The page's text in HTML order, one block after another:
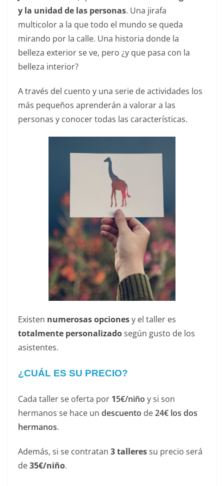
y la unidad de las personas. Una jirafa
multicolor a la que todo el mundo se queda
mirando por la calle. Una historia donde la
belleza exterior se ve, pero ¿y que pasa con la
belleza interior?
A través del cuento y una serie de actividades los
más pequeños aprenderán a valorar a las
personas y conocer todas las características.
Existen numerosas opcionesy el taller es
totalmente personalizadosegún gusto de los
asistentes.
¿CUÁL ES SU PRECIO?
Cada taller se oferta por 15€/niño y si son
hermanos se hace un descuento de24€ los dos
hermanos.
Además, si se contratan 3 talleressu precio será
de35€/niño.